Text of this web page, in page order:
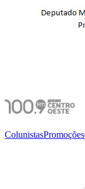
ColunistasPromoções